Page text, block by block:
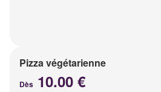
Pizza végétarienne
Dès 10.00 €